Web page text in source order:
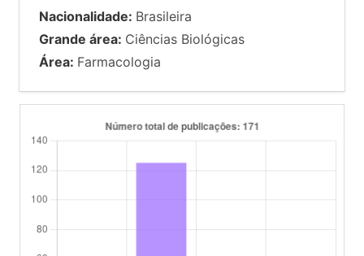
Nacionalidade: Brasileira
Grande área: Ciências Biológicas
Área: Farmacologia